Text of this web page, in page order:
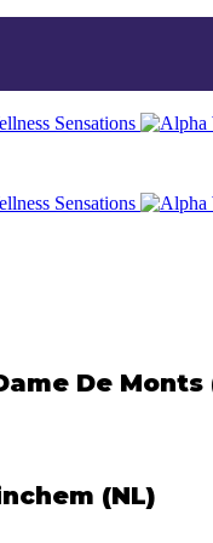
De Monts
(NL)